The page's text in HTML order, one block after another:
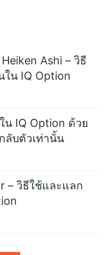
Ashi – วิธี
ใน IQ Option
น IQ Option ด้วย
ลับตัวเท่านั้น
– วิธีใช้และแลก